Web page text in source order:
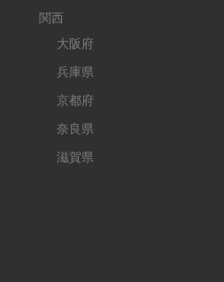
関西
大阪府
兵庫県
京都府
奈良県
滋賀県